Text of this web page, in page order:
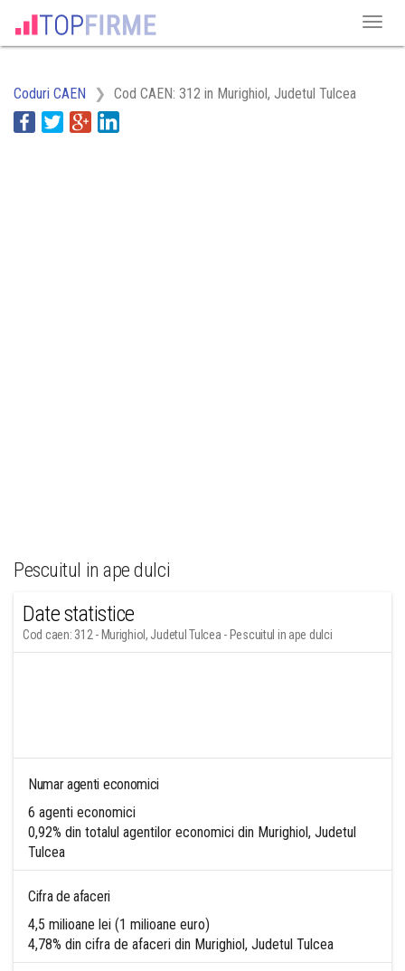
Coduri CAEN Cod CAEN: 312 in Murighiol, Judetul Tulcea
Pescuitul in ape dulci
Date statistice
Cod caen: 312 - Murighiol, Judetul Tulcea - Pescuitul in ape dulci
Numar agenti economici
6 agenti economici
0,92% din totalul agentilor economici din Murighiol, Judetul
Tulcea
Cifra de afaceri
4,5 milioane lei (1 milioane euro)
4,78% din cifra de afaceri din Murighiol, Judetul Tulcea